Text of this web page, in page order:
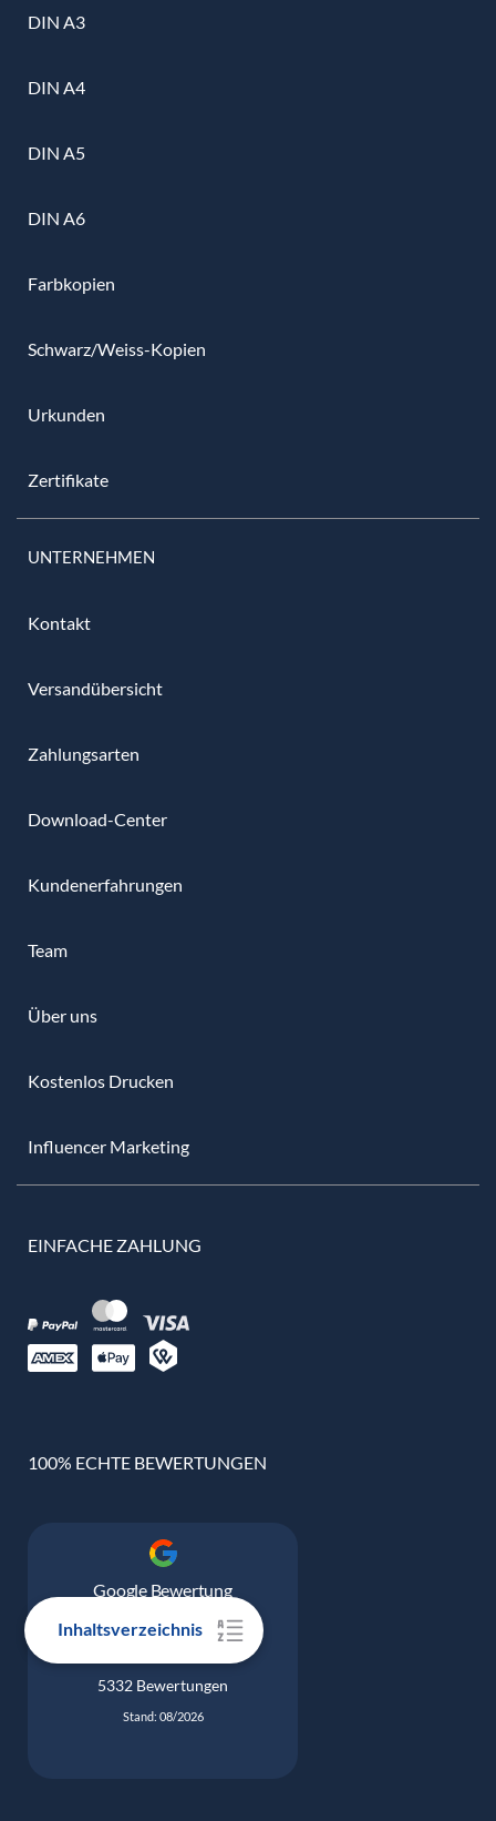
Inhaltsverzeichnis
DIN A3
DIN A4
DIN A5
DIN A6
Farbkopien
Schwarz/Weiss-Kopien
Urkunden
Zertifikate
UNTERNEHMEN
Kontakt
Versandübersicht
Zahlungsarten
Download-Center
Kundenerfahrungen
Team
Über uns
Kostenlos Drucken
Influencer Marketing
EINFACHE ZAHLUNG
100% ECHTE BEWERTUNGEN
Google Bewertung
4.9
5332 Bewertungen
Stand: 08/2026